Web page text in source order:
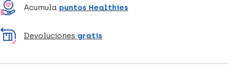
Acumula puntos Healthies
Devoluciones gratis